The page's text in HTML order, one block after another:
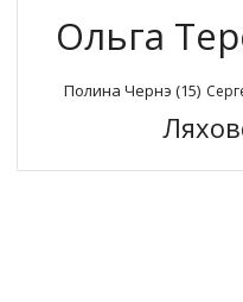
Ольга
Полина Чернэ (15)